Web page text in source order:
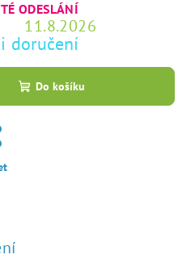
ODESLÁNÍ
11.8.2026
doručení
Do košíku